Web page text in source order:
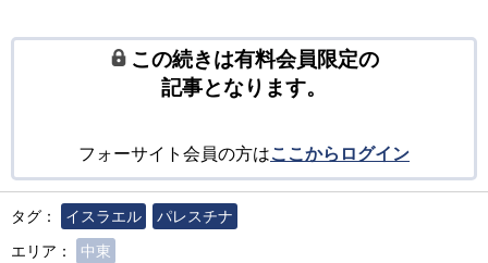
この続きは有料会員限定の
記事となります。
フォーサイト会員の方はここからログイン
タグ： イスラエル
パレスチナ
エリア：
中東